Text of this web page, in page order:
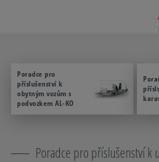
Poradce pro
příslušenství k
obytným vozům s
podvozkem AL-KO
Poradce pro příslušenství k